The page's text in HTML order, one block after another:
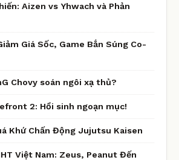
Aizen vs Yhwach và Phản
Giá Sốc, Game Bắn Súng Co-
Chovy soán ngôi xạ thủ?
2: Hồi sinh ngoạn mục!
Khứ Chấn Động Jujutsu Kaisen
Việt Nam: Zeus, Peanut Đến